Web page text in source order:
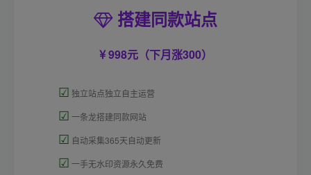
搭建同款站点
998元（下月涨300）
☑ 独立站点独立自主运营
☑ 一条龙搭建同款网站
☑ 自动采集365天自动更新
☑ 一手无水印资源永久免费